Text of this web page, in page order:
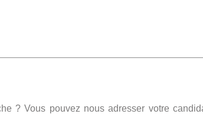
? Vous pouvez nous adresser votre